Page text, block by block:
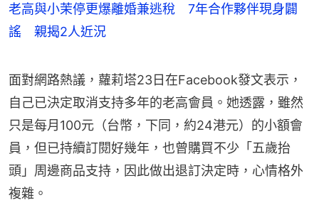
老高與小茉停更爆離婚兼逃稅 7年合作夥伴現身闢
謠 親揭2人近況
面對網路熱議，蘿莉塔23日在Facebook發文表示，
自己已決定取消支持多年的老高會員。她透露，雖然
只是每月100元（台幣，下同，約24港元）的小額會
員，但已持續訂閱好幾年，也曾購買不少「五歲抬
頭」周邊商品支持，因此做出退訂決定時，心情格外
複雜。